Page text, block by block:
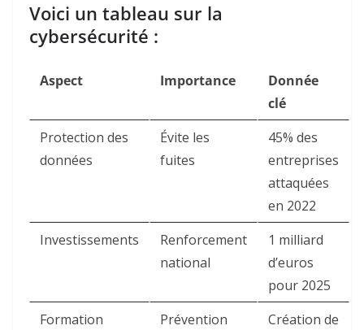
Voici un tableau sur la
cybersécurité :
Aspect Importance
Donnée
clé
Protection des
données
Évite les
fuites
45% des
entreprises
attaquées
en 2022
Investissements
Renforcement
national
1 milliard
d’euros
pour 2025
Formation
Prévention
Création de